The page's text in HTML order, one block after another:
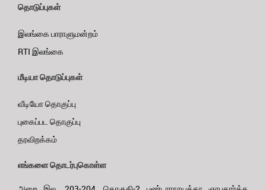
தொடுப்புகள்
இலங்கை பாராளுமன்றம்
RTI இலங்கை
மீடியா தொடுப்புகள்
வீடியோ தொகுப்பு
புகைப்பட தொகுப்பு
தரவிறக்கம்
எங்களை தொடர்புகொள்ள